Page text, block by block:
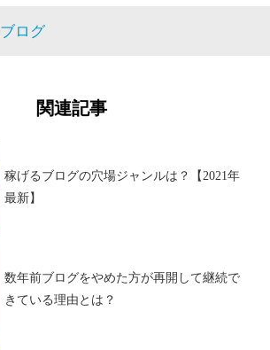
ブログ
関連記事
稼げるブログの穴場ジャンルは？【2021年
最新】
数年前ブログをやめた方が再開して継続で
きている理由とは？